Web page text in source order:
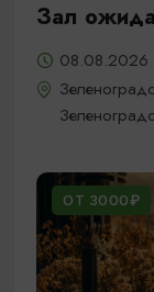
Зал
08.08.2026
ОТ 3000₽